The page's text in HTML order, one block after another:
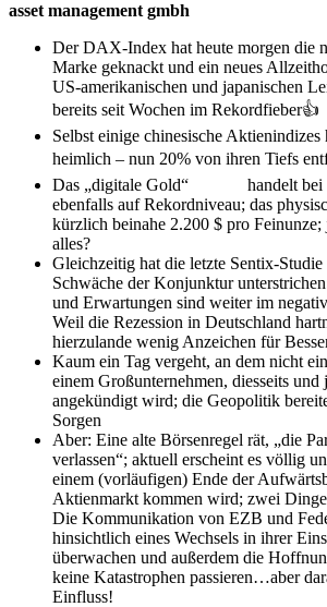
asset management gmbh
Der DAX-Index hat heute morgen die
Marke geknackt und ein neues
US-amerikanischen und japanischen
bereits seit Wochen im Rekordfieber👍
Selbst einige chinesische
heimlich – nun 20% von ihren Tiefs
Das „digitale Gold“
handelt
ebenfalls auf Rekordniveau; das
kürzlich beinahe 2.200 $ pro Feinunze;
alles?
Gleichzeitig hat die letzte Sentix-
Schwäche der Konjunktur
und Erwartungen sind weiter im
Weil die Rezession in Deutschland
hierzulande wenig Anzeichen für
Kaum ein Tag vergeht, an dem nicht
einem Großunternehmen, diesseits und
angekündigt wird; die Geopolitik
Sorgen
Aber: Eine alte Börsenregel rät, „die
verlassen“; aktuell erscheint es völlig
einem (vorläufigen) Ende der
Aktienmarkt kommen wird; zwei
Die Kommunikation von EZB und
hinsichtlich eines Wechsels in ihrer
überwachen und außerdem die
keine Katastrophen passieren…aber
Einfluss!